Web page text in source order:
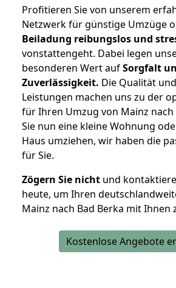
Profitieren Sie von unserem
Netzwerk für günstige Umzüge
Beiladung reibungslos und
vonstattengeht. Dabei legen
besonderen Wert aufSorgfalt
Zuverlässigkeit. Die Qualität
Leistungen machen uns zu der
für Ihren Umzug von Mainz nach
Sie nun eine kleine Wohnung
Haus umziehen, wir haben die
für Sie.
Zögern Sie nicht und
heute, um Ihren
Mainz nach Bad Berka mit Ihnen
Kostenlose Angebote